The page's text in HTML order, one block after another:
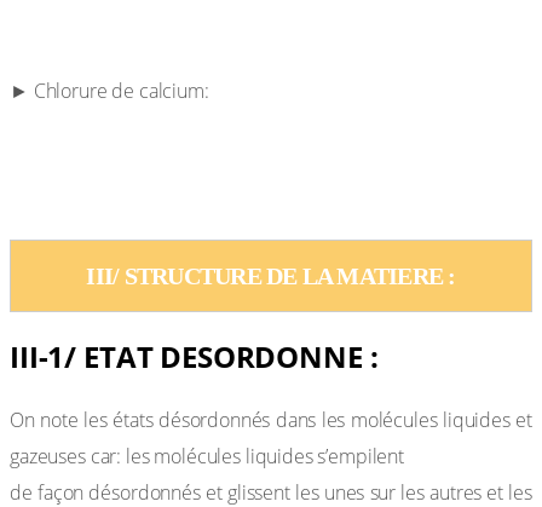
► Chlorure de calcium:
III/ STRUCTURE DE LA MATIERE :
III-1/ ETAT DESORDONNE :
On note les états désordonnés dans les molécules liquides et
gazeuses car: les molécules liquides s’empilent
de façon désordonnés et glissent les unes sur les autres et les